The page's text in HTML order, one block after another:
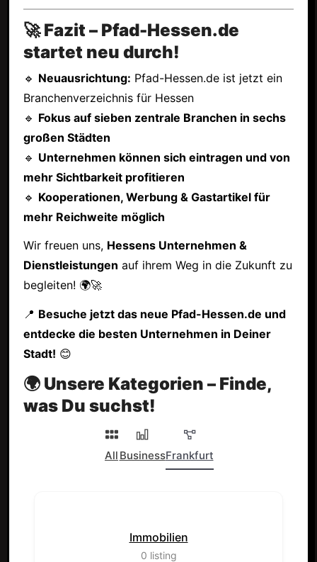
🚀 Fazit – Pfad-Hessen.de
startet neu durch!
🔹 Neuausrichtung: Pfad-Hessen.de ist jetzt ein
Branchenverzeichnis für Hessen
🔹 Fokus auf sieben zentrale Branchen in sechs
großen Städten
🔹 Unternehmen können sich eintragen und von
mehr Sichtbarkeit profitieren
🔹 Kooperationen, Werbung & Gastartikel für
mehr Reichweite möglich
Wir freuen uns, Hessens Unternehmen &
Dienstleistungen auf ihrem Weg in die Zukunft zu
begleiten! 🌍🚀
📍 Besuche jetzt das neue Pfad-Hessen.de und
entdecke die besten Unternehmen in Deiner
Stadt! 😊
🌍 Unsere Kategorien – Finde,
was Du suchst!
All BusinessFrankfurt
Immobilien
0 listing